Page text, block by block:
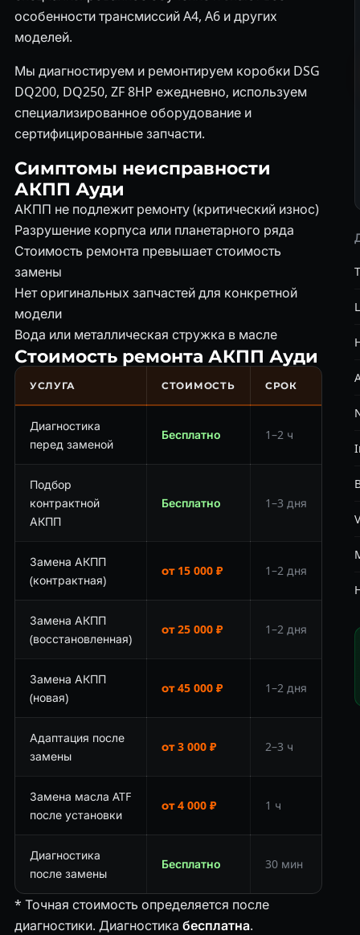
особенности трансмиссий A4, A6 и других
моделей.
Мы диагностируем и ремонтируем коробки DSG
DQ200, DQ250, ZF 8HP ежедневно, используем
специализированное оборудование и
сертифицированные запчасти.
Симптомы неисправности
АКПП Ауди
АКПП не подлежит ремонту (критический износ)
Разрушение корпуса или планетарного ряда
Стоимость ремонта превышает стоимость
замены
Нет оригинальных запчастей для конкретной
модели
Вода или металлическая стружка в масле
Стоимость ремонта АКПП Ауди
УСЛУГА СТОИМОСТЬ СРОК
Диагностика
перед заменой
Бесплатно 1–2 ч
Подбор
контрактной
АКПП
Бесплатно 1–3 дня
Замена АКПП
(контрактная)
от 15 000 ₽ 1–2 дня
Замена АКПП
(восстановленная)
от 25 000 ₽ 1–2 дня
Замена АКПП
(новая)
от 45 000 ₽ 1–2 дня
Адаптация после
замены
от 3 000 ₽ 2–3 ч
Замена масла ATF
после установки
от 4 000 ₽ 1 ч
Диагностика
после замены
Бесплатно 30 мин
* Точная стоимость определяется после
диагностики. Диагностика бесплатна.